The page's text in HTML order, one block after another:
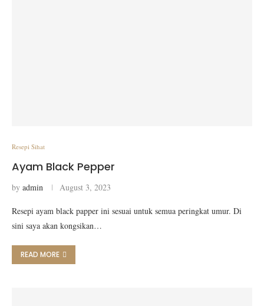
Resepi Sihat
Ayam Black Pepper
by admin August 3, 2023
Resepi ayam black papper ini sesuai untuk semua peringkat umur. Di
sini saya akan kongsikan…
READ MORE